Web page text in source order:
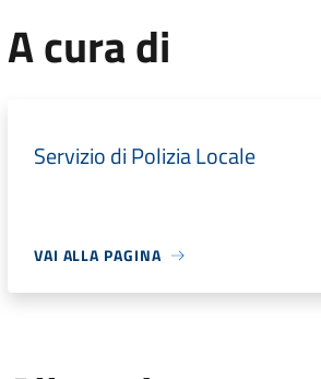
A cura di
Servizio di Polizia Locale
VAI ALLA PAGINA